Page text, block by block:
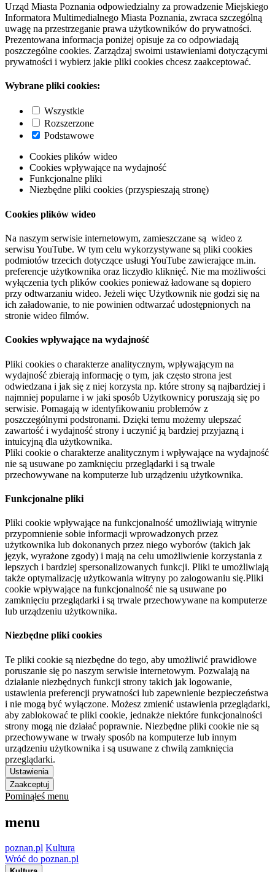
Urząd Miasta Poznania odpowiedzialny za prowadzenie Miejskiego
Informatora Multimedialnego Miasta Poznania, zwraca szczególną
uwagę na przestrzeganie prawa użytkowników do prywatności.
Prezentowana informacja poniżej opisuje za co odpowiadają
poszczególne cookies. Zarządzaj swoimi ustawieniami dotyczącymi
prywatności i wybierz jakie pliki cookies chcesz zaakceptować.
Wybrane pliki cookies:
Wszystkie
Rozszerzone
Podstawowe
Cookies plików wideo
Cookies wpływające na wydajność
Funkcjonalne pliki
Niezbędne pliki cookies (przyspieszają stronę)
Cookies plików wideo
Na naszym serwisie internetowym, zamieszczane są wideo z
serwisu YouTube. W tym celu wykorzystywane są pliki cookies
podmiotów trzecich dotyczące usługi YouTube zawierające m.in.
preferencje użytkownika oraz liczydło kliknięć. Nie ma możliwości
wyłączenia tych plików cookies ponieważ ładowane są dopiero
przy odtwarzaniu wideo. Jeżeli więc Użytkownik nie godzi się na
ich załadowanie, to nie powinien odtwarzać udostępnionych na
stronie wideo filmów.
Cookies wpływające na wydajność
Pliki cookies o charakterze analitycznym, wpływającym na
wydajność zbierają informację o tym, jak często strona jest
odwiedzana i jak się z niej korzysta np. które strony są najbardziej i
najmniej popularne i w jaki sposób Użytkownicy poruszają się po
serwisie. Pomagają w identyfikowaniu problemów z
poszczególnymi podstronami. Dzięki temu możemy ulepszać
zawartość i wydajność strony i uczynić ją bardziej przyjazną i
intuicyjną dla użytkownika.
Pliki cookie o charakterze analitycznym i wpływające na wydajność
nie są usuwane po zamknięciu przeglądarki i są trwale
przechowywane na komputerze lub urządzeniu użytkownika.
Funkcjonalne pliki
Pliki cookie wpływające na funkcjonalność umożliwiają witrynie
przypomnienie sobie informacji wprowadzonych przez
użytkownika lub dokonanych przez niego wyborów (takich jak
język, wyrażone zgody) i mają na celu umożliwienie korzystania z
lepszych i bardziej spersonalizowanych funkcji. Pliki te umożliwiają
także optymalizację użytkowania witryny po zalogowaniu się.Pliki
cookie wpływające na funkcjonalność nie są usuwane po
zamknięciu przeglądarki i są trwale przechowywane na komputerze
lub urządzeniu użytkownika.
Niezbędne pliki cookies
Te pliki cookie są niezbędne do tego, aby umożliwić prawidłowe
poruszanie się po naszym serwisie internetowym. Pozwalają na
działanie niezbędnych funkcji strony takich jak logowanie,
ustawienia preferencji prywatności lub zapewnienie bezpieczeństwa
i nie mogą być wyłączone. Możesz zmienić ustawienia przeglądarki,
aby zablokować te pliki cookie, jednakże niektóre funkcjonalności
strony mogą nie działać poprawnie. Niezbędne pliki cookie nie są
przechowywane w trwały sposób na komputerze lub innym
urządzeniu użytkownika i są usuwane z chwilą zamknięcia
przeglądarki.
Ustawienia
Zaakceptuj
Pominąłeś menu
menu
poznan.pl Kultura
Wróć do poznan.pl